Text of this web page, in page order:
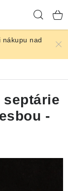
nákupu nad
septárie
-